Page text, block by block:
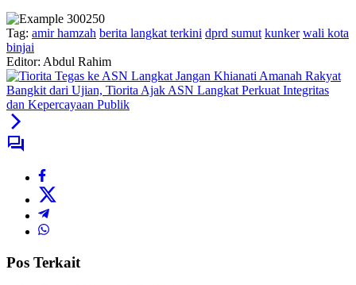
Tag: amir hamzah berita langkat terkini dprd sumut kunker wali kota
binjai
Editor: Abdul Rahim
Bangkit dari Ujian, Tiorita Ajak ASN Langkat Perkuat Integritas
dan Kepercayaan Publik
Pos Terkait